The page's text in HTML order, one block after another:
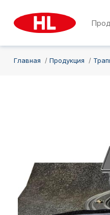
Главная Продукция